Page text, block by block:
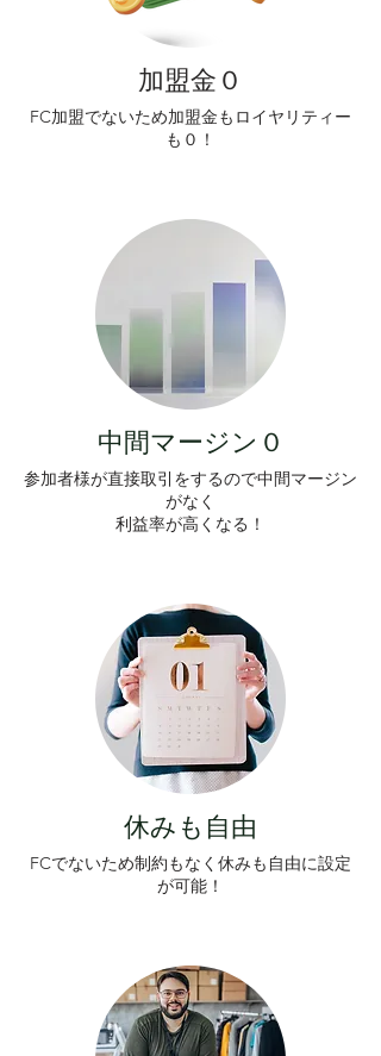
加盟金０
FC加盟でないため加盟金もロイヤリティー
も０！
中間マージン０
参加者様が直接取引をするので中間マージン
がなく
利益率が高くなる！
休みも自由
FCでないため制約もなく休みも自由に設定
が可能！